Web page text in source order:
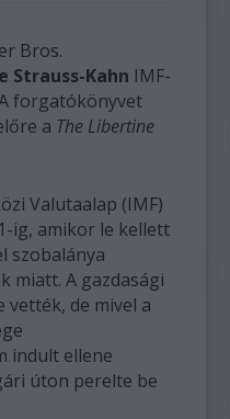
Bros.
Strauss-Kahn IMF-
forgatókönyvet
a The Libertine
Valutaalap (IMF)
ig, amikor le kellett
szobalánya
miatt. A gazdasági
de mivel a
indult ellene
úton perelte be